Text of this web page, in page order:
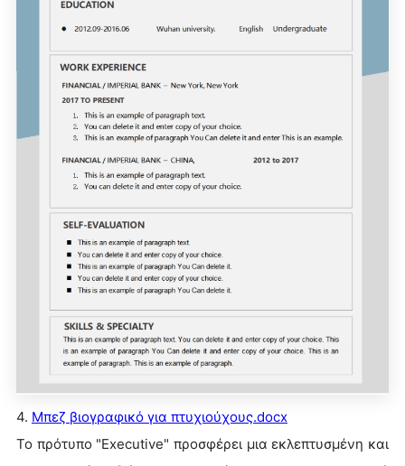
4. Μπεζ βιογραφικό για πτυχιούχους.docx
Το πρότυπο "Executive" προσφέρει μια εκλεπτυσμένη και